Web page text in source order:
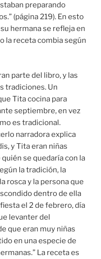
preparando
(página 219). En esto
hermana se refleja en
la receta combia según
parte del libro, y las
tradiciones. Un
Tita cocina para
septiembre, en vez
es tradicional.
narradora explica
y Tita eran niñas
se quedaría con la
la tradición, la
rosca y la persona que
dentro de ella
el 2 de febrero, día
levanter del
que eran muy niñas
en una especie de
La receta es